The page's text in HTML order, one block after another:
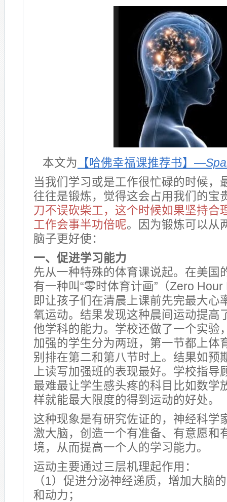
本文为 【哈佛幸福课推荐书】—
当我们学习或是工作很忙碌的时候，
往往是锻炼，觉得这会占用我们的宝
刀不误砍柴工，这个时候如果坚持合
工作会事半功倍呢。因为锻炼可以从
脑子更好使：
一、促进学习能力
先从一种特殊的体育课说起。在美国
有一种叫“零时体育计画”（Zero
即让孩子们在清晨上课前先完最大心
氧运动。结果发现这种晨间运动提高
他学科的能力。学校还做了一个实验
加强的学生分为两班，第一节都上体
别排在第二和第八节时上。结果如预
上读写加强班的表现最好。学校指导
最难最让学生感头疼的科目比如数学
样就能最大限度的得到运动的好处。
这种现象是有研究佐证的，神经科学
激大脑，创造一个有准备、有意愿和
境，从而提高一个人的学习能力。
运动主要通过三层机理起作用：
（1）促进分泌神经递质，增加大脑
和动力；